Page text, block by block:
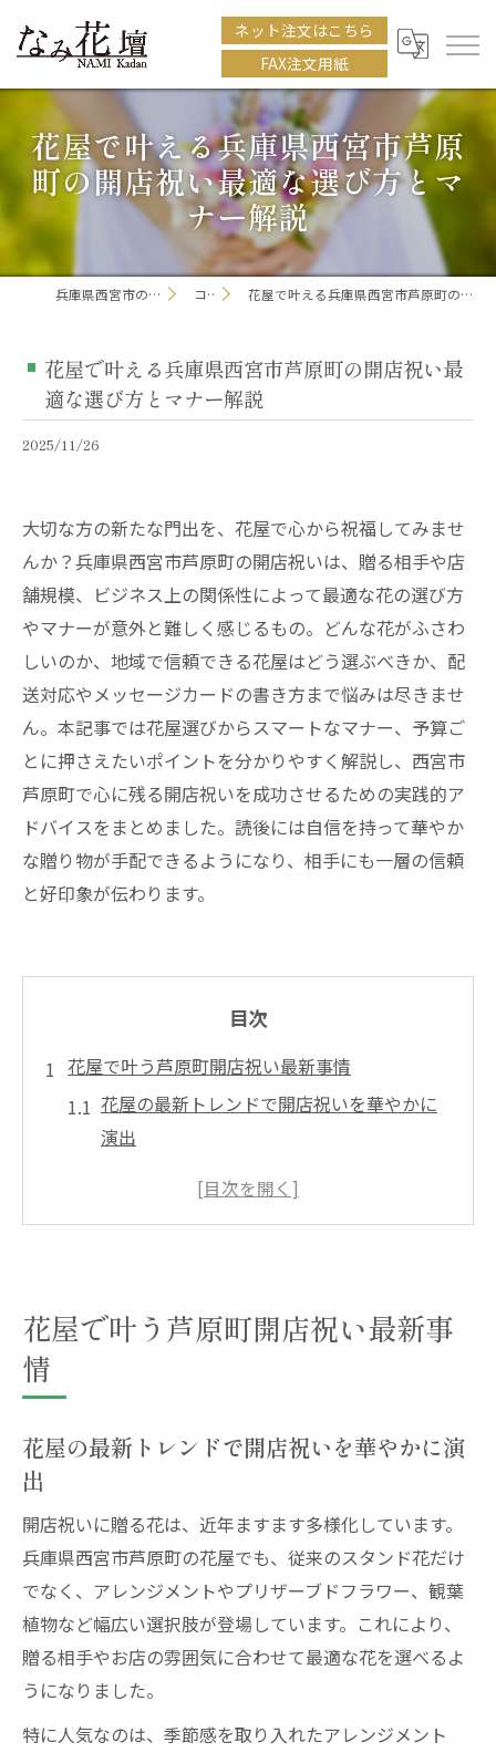
ネット注文はこちら
FAX注文用紙
花屋で叶える兵庫県西宮市芦原
町の開店祝い最適な選び方とマ
ナー解説
兵庫県西宮市の花屋ならなみ花壇 コラム 花屋で叶える兵庫県西宮市芦原町の開店祝い最適な選び方とマナー解説
花屋で叶える兵庫県西宮市芦原町の開店祝い最
適な選び方とマナー解説
2025/11/26
大切な方の新たな門出を、花屋で心から祝福してみませ
んか？兵庫県西宮市芦原町の開店祝いは、贈る相手や店
舗規模、ビジネス上の関係性によって最適な花の選び方
やマナーが意外と難しく感じるもの。どんな花がふさわ
しいのか、地域で信頼できる花屋はどう選ぶべきか、配
送対応やメッセージカードの書き方まで悩みは尽きませ
ん。本記事では花屋選びからスマートなマナー、予算ご
とに押さえたいポイントを分かりやすく解説し、西宮市
芦原町で心に残る開店祝いを成功させるための実践的ア
ドバイスをまとめました。読後には自信を持って華やか
な贈り物が手配できるようになり、相手にも一層の信頼
と好印象が伝わります。
目次
花屋で叶う芦原町開店祝い最新事情
花屋の最新トレンドで開店祝いを華やかに
演出
おしゃれな花屋が提案する開店祝いの新定
ム
イント
開店祝いに強い花屋のスタッフ対応とは
花屋の口コミ活用で失敗しない開店祝い
花屋の配達エリアやスピードも重要な選定
軸
芦原町で開店祝いなら花屋選びが鍵
芦原町の花屋が提案する開店祝いの最新傾
花屋で叶う芦原町開店祝い最新事
情
花屋の最新トレンドで開店祝いを華やかに演
出
開店祝いに贈る花は、近年ますます多様化しています。
兵庫県西宮市芦原町の花屋でも、従来のスタンド花だけ
でなく、アレンジメントやプリザーブドフラワー、観葉
植物など幅広い選択肢が登場しています。これにより、
贈る相手やお店の雰囲気に合わせて最適な花を選べるよ
うになりました。
特に人気なのは、季節感を取り入れたアレンジメント